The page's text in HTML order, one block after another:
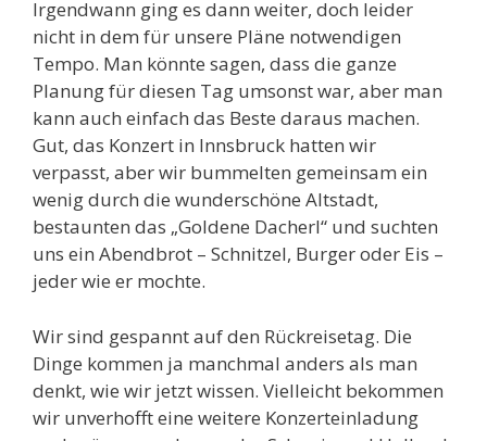
Irgendwann ging es dann weiter, doch leider
nicht in dem für unsere Pläne notwendigen
Tempo. Man könnte sagen, dass die ganze
Planung für diesen Tag umsonst war, aber man
kann auch einfach das Beste daraus machen.
Gut, das Konzert in Innsbruck hatten wir
verpasst, aber wir bummelten gemeinsam ein
wenig durch die wunderschöne Altstadt,
bestaunten das „Goldene Dacherl“ und suchten
uns ein Abendbrot – Schnitzel, Burger oder Eis –
jeder wie er mochte.
Wir sind gespannt auf den Rückreisetag. Die
Dinge kommen ja manchmal anders als man
denkt, wie wir jetzt wissen. Vielleicht bekommen
wir unverhofft eine weitere Konzerteinladung